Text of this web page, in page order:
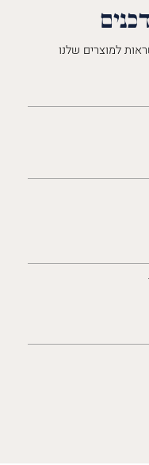
למוצרים שלנו